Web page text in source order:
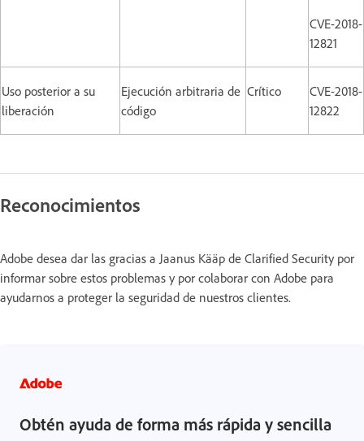
CVE-2018-
12821
Uso posterior a su
liberación
Ejecución arbitraria de
código
Crítico
CVE-2018-
12822
Reconocimientos
Adobe desea dar las gracias a Jaanus Kääp de Clarified Security por
informar sobre estos problemas y por colaborar con Adobe para
ayudarnos a proteger la seguridad de nuestros clientes.
Obtén ayuda de forma más rápida y sencilla